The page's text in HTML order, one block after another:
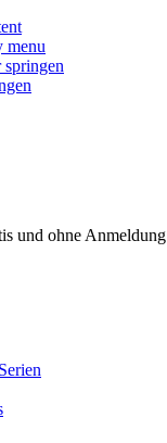
menu
springen
und ohne Anmeldung